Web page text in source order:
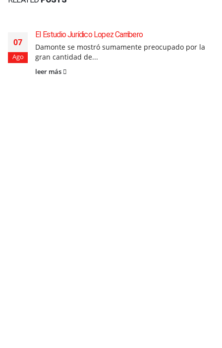
07
Ago
El Estudio Jurídico Lopez Carribero
Damonte se mostró sumamente preocupado por la
gran cantidad de...
leer más